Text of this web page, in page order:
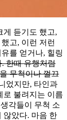
게 듣기도 했고,
고, 이런 저런
를 얻거나, 힐링
한때 유행처럼
무척이나 껄끄
었지만, 타인과
로 불려지는 이름
각들이 무척 소
않았다. 마음 한